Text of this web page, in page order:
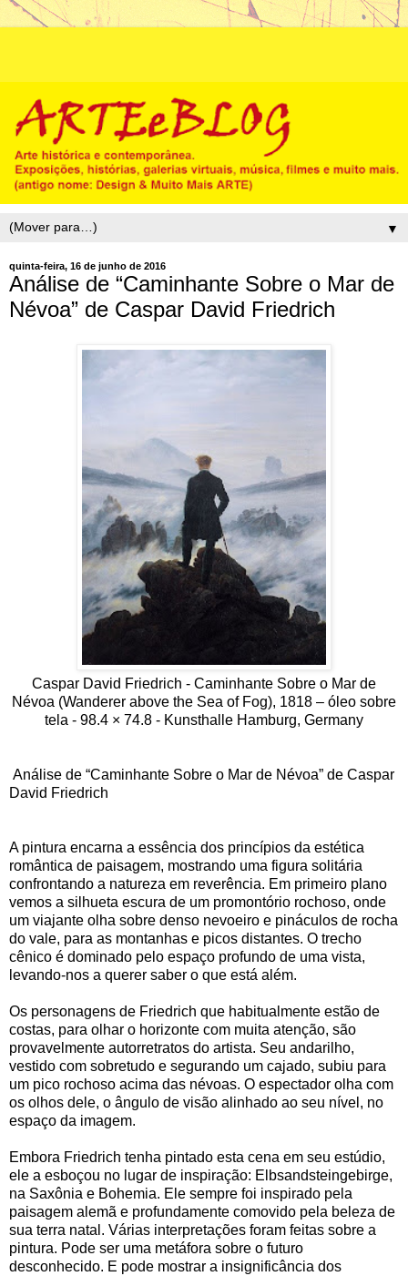
▼
quinta-feira, 16 de junho de 2016
Análise de “Caminhante Sobre o Mar de
Névoa” de Caspar David Friedrich
Caspar David Friedrich - Caminhante Sobre o Mar de
Névoa (Wanderer above the Sea of Fog), 1818 – óleo sobre
tela - 98.4 × 74.8 - Kunsthalle Hamburg, Germany
Análise de “Caminhante Sobre o Mar de Névoa” de Caspar
David Friedrich
A pintura encarna a essência dos princípios da estética
romântica de paisagem, mostrando uma figura solitária
confrontando a natureza em reverência. Em primeiro plano
vemos a silhueta escura de um promontório rochoso, onde
um viajante olha sobre denso nevoeiro e pináculos de rocha
do vale, para as montanhas e picos distantes. O trecho
cênico é dominado pelo espaço profundo de uma vista,
levando-nos a querer saber o que está além.
Os personagens de Friedrich que habitualmente estão de
costas, para olhar o horizonte com muita atenção, são
provavelmente autorretratos do artista. Seu andarilho,
vestido com sobretudo e segurando um cajado, subiu para
um pico rochoso acima das névoas. O espectador olha com
os olhos dele, o ângulo de visão alinhado ao seu nível, no
espaço da imagem.
Embora Friedrich tenha pintado esta cena em seu estúdio,
ele a esboçou no lugar de inspiração: Elbsandsteingebirge,
na Saxônia e Bohemia. Ele sempre foi inspirado pela
paisagem alemã e profundamente comovido pela beleza de
sua terra natal. Várias interpretações foram feitas sobre a
pintura. Pode ser uma metáfora sobre o futuro
desconhecido. E pode mostrar a insignificância dos